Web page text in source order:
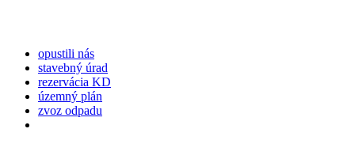
opustili nás
stavebný úrad
rezervácia KD
územný plán
zvoz odpadu